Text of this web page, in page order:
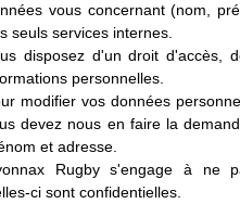
vous concernant (nom,
seuls services internes.
disposez d'un droit d'accès,
personnelles.
modifier vos données
devez nous en faire la
et adresse.
Rugby s'engage à ne
ci sont confidentielles.